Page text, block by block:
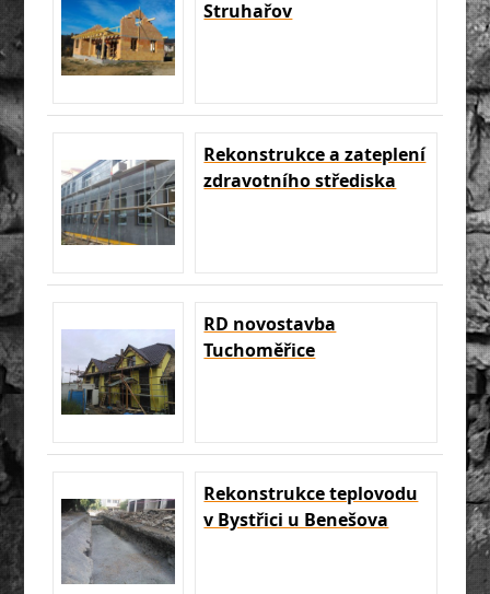
Struhařov
Rekonstrukce a zateplení
zdravotního střediska
RD novostavba
Tuchoměřice
Rekonstrukce teplovodu
v Bystřici u Benešova